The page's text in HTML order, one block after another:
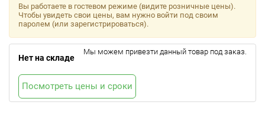
Вы работаете в гостевом режиме (видите розничные цены).
Чтобы увидеть свои цены, вам нужно войти под своим
паролем (или зарегистрироваться).
Нет на складе
Мы можем привезти данный товар под заказ.
Посмотреть цены и сроки